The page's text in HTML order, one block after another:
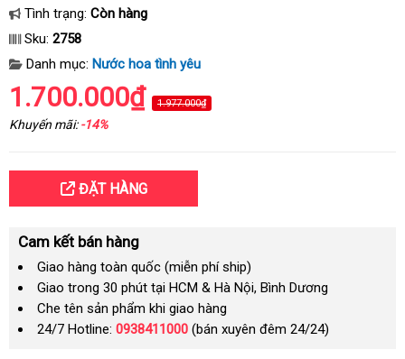
Tình trạng: Còn hàng
Sku: 2758
Danh mục: Nước hoa tình yêu
1.700.000₫ 1.977.000₫
Khuyến mãi:-14%
ĐẶT HÀNG
Cam kết bán hàng
Giao hàng toàn quốc (miễn phí ship)
Giao trong 30 phút tại HCM & Hà Nội, Bình Dương
Che tên sản phẩm khi giao hàng
24/7 Hotline: 0938411000 (bán xuyên đêm 24/24)